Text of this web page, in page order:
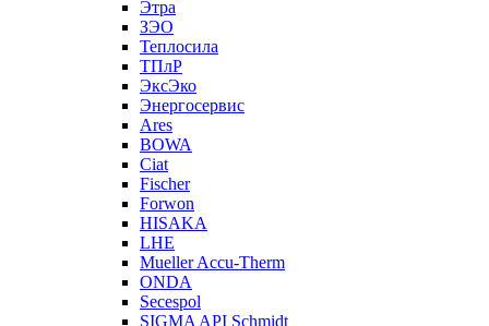
Этра
ЗЭО
Теплосила
ТПлР
ЭксЭко
Энергосервис
Ares
BOWA
Ciat
Fischer
Forwon
HISAKA
LHE
Mueller Accu-Therm
ONDA
Secespol
SIGMA API Schmidt